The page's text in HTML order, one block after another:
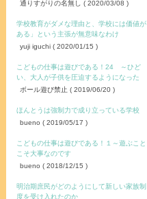
通りすがりの名無し ( 2020/03/08 )
学校教育がダメな理由と、学校には価値が
ある」という主張が無意味なわけ
yuji iguchi ( 2020/01/15 )
こどもの仕事は遊びである！24 ～ひど
い、大人が子供を圧迫するようになった
ボール遊び禁止 ( 2019/06/20 )
ほんとうは強制力で成り立っている学校
bueno ( 2019/05/17 )
こどもの仕事は遊びである！１～遊ぶこと
こそ大事なのです
bueno ( 2018/12/15 )
明治期庶民がどのようにして新しい家族制
度を受け入れたのか